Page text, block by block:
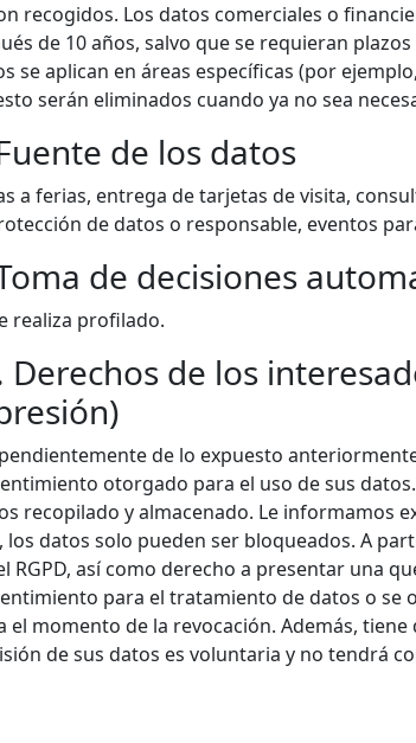
recogidos. Los datos comerciales o
de 10 años, salvo que se requieran
se aplican en áreas específicas (por
serán eliminados cuando ya no sea
de los datos
a ferias, entrega de tarjetas de visita,
de datos o responsable, eventos
de decisiones
realiza profilado.
Derechos de los
de lo expuesto
otorgado para el uso de sus
recopilado y almacenado. Le informamos
los datos solo pueden ser bloqueados. A
RGPD, así como derecho a presentar una
para el tratamiento de datos o se
el momento de la revocación. Además,
de sus datos es voluntaria y no tendrá